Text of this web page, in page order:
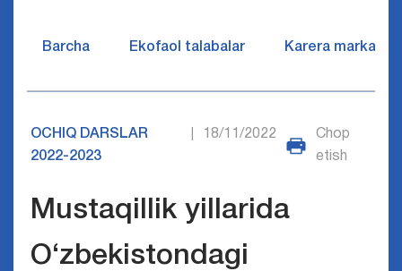
Barcha Ekofaol talabalar Karera markazi
OCHIQ DARSLAR
2022-2023
18/11/2022
Chop
etish
Mustaqillik yillarida
O‘zbekistondagi